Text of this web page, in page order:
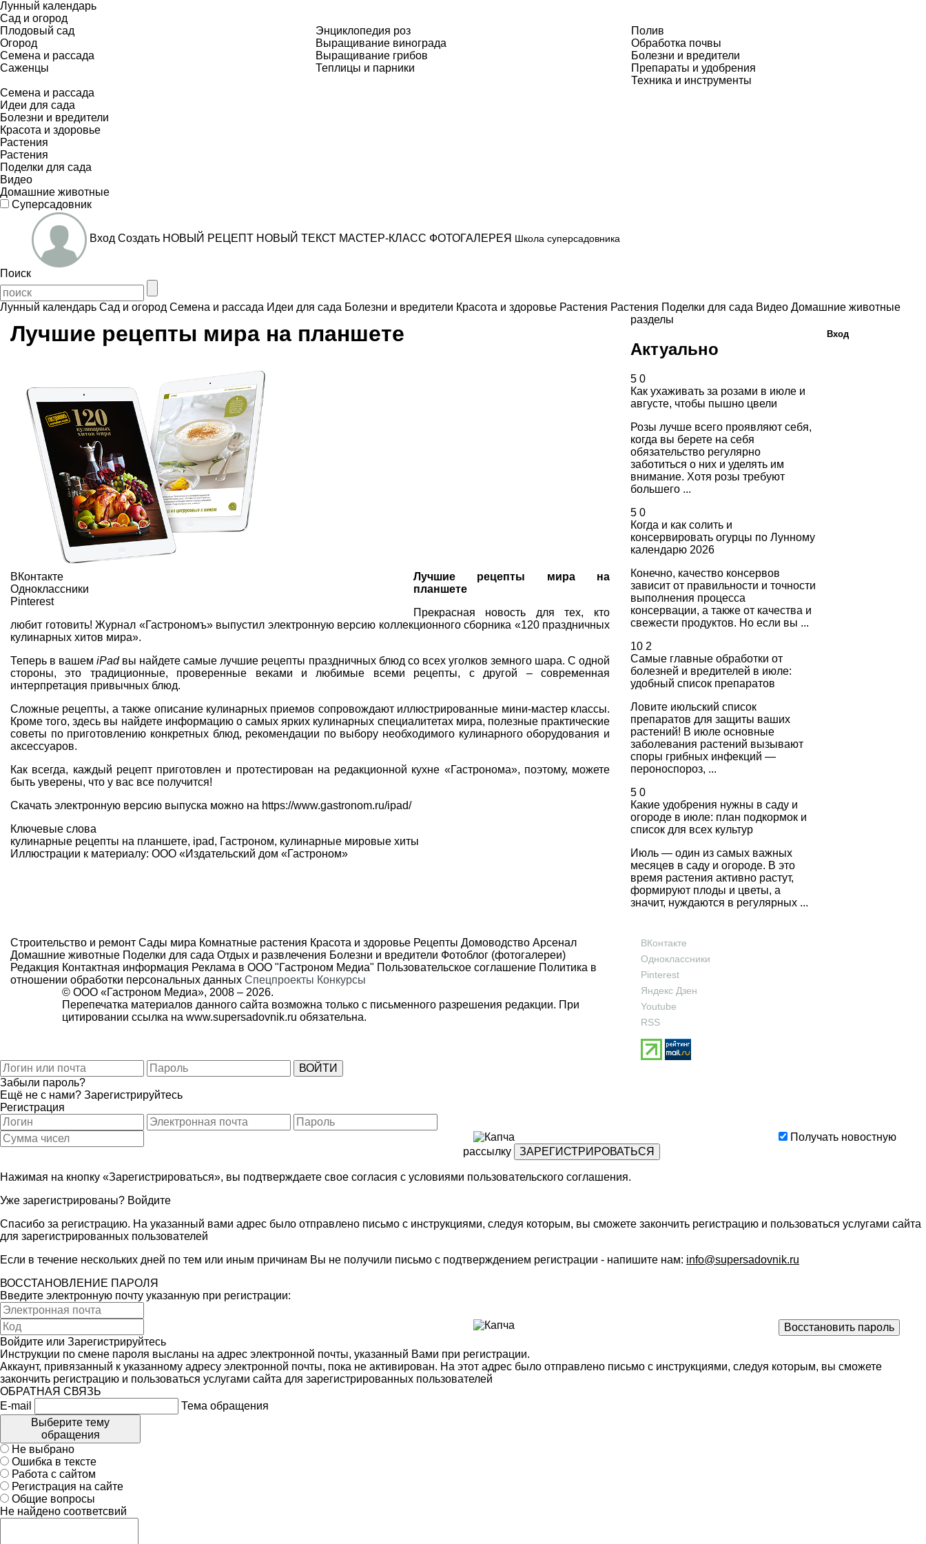
Лунный календарь
Сад и огород
Плодовый сад
Огород
Семена и рассада
Саженцы
Энциклопедия роз
Выращивание винограда
Выращивание грибов
Теплицы и парники
Полив
Обработка почвы
Болезни и вредители
Препараты и удобрения
Техника и инструменты
Семена и рассада
Идеи для сада
Болезни и вредители
Красота и здоровье
Растения
Растения
Поделки для сада
Видео
Домашние животные
Суперсадовник
Вход Создать НОВЫЙ РЕЦЕПТ НОВЫЙ ТЕКСТ МАСТЕР-КЛАСС ФОТОГАЛЕРЕЯ Школа суперсадовника
Поиск
Лунный календарь Сад и огород Семена и рассада Идеи для сада Болезни и вредители Красота и здоровье Растения Растения Поделки для сада Видео Домашние животные
Лучшие рецепты мира на планшете
ВКонтакте
Одноклассники
Pinterest
Лучшие рецепты мира на
планшете
Прекрасная новость для тех, кто
любит готовить! Журнал «Гастрономъ» выпустил электронную версию коллекционного сборника «120 праздничных
кулинарных хитов мира».
Теперь в вашем iPadвы найдете самые лучшие рецепты праздничных блюд со всех уголков земного шара. С одной
стороны, это традиционные, проверенные веками и любимые всеми рецепты, с другой – современная
интерпретация привычных блюд.
Сложные рецепты, а также описание кулинарных приемов сопровождают иллюстрированные мини-мастер классы.
Кроме того, здесь вы найдете информацию о самых ярких кулинарных специалитетах мира, полезные практические
советы по приготовлению конкретных блюд, рекомендации по выбору необходимого кулинарного оборудования и
аксессуаров.
Как всегда, каждый рецепт приготовлен и протестирован на редакционной кухне «Гастронома», поэтому, можете
быть уверены, что у вас все получится!
Скачать электронную версию выпуска можно на https://www.gastronom.ru/ipad/
Ключевые слова
кулинарные рецепты на планшете, ipad, Гастроном, кулинарные мировые хиты
Иллюстрации к материалу: ООО «Издательский дом «Гастроном»
разделы
Актуально
5 0
Как ухаживать за розами в июле и
августе, чтобы пышно цвели
Розы лучше всего проявляют себя,
когда вы берете на себя
обязательство регулярно
заботиться о них и уделять им
внимание. Хотя розы требуют
большего ...
5 0
Когда и как солить и
консервировать огурцы по Лунному
календарю 2026
Конечно, качество консервов
зависит от правильности и точности
выполнения процесса
консервации, а также от качества и
свежести продуктов. Но если вы ...
10 2
Самые главные обработки от
болезней и вредителей в июле:
удобный список препаратов
Ловите июльский список
препаратов для защиты ваших
растений! В июле основные
заболевания растений вызывают
споры грибных инфекций —
пероноспороз, ...
5 0
Какие удобрения нужны в саду и
огороде в июле: план подкормок и
список для всех культур
Июль — один из самых важных
месяцев в саду и огороде. В это
время растения активно растут,
формируют плоды и цветы, а
значит, нуждаются в регулярных ...
Строительство и ремонт Сады мира Комнатные растения Красота и здоровье Рецепты Домоводство Арсенал
Домашние животные Поделки для сада Отдых и развлечения Болезни и вредители Фотоблог (фотогалереи)
Редакция Контактная информация Реклама в ООО "Гастроном Медиа" Пользовательское соглашение Политика в
отношении обработки персональных данных Спецпроекты Конкурсы
© ООО «Гастроном Медиа», 2008 – 2026.
Перепечатка материалов данного сайта возможна только с письменного разрешения редакции. При
цитировании ссылка на www.supersadovnik.ru обязательна.
ВКонтакте
Одноклассники
Pinterest
Яндекс Дзен
Youtube
RSS
Вход
Забыли пароль?
Ещё не с нами? Зарегистрируйтесь
Регистрация
Получать новостную
рассылку
Нажимая на кнопку «Зарегистрироваться», вы подтверждаете свое согласия с условиями пользовательского соглашения.
Уже зарегистрированы? Войдите
Спасибо за регистрацию. На указанный вами адрес было отправлено письмо с инструкциями, следуя которым, вы сможете закончить регистрацию и пользоваться услугами сайта
для зарегистрированных пользователей
Если в течение нескольких дней по тем или иным причинам Вы не получили письмо с подтверждением регистрации - напишите нам: info@supersadovnik.ru
ВОССТАНОВЛЕНИЕ ПАРОЛЯ
Введите электронную почту указанную при регистрации:
Войдите или Зарегистрируйтесь
Инструкции по смене пароля высланы на адрес электронной почты, указанный Вами при регистрации.
Аккаунт, привязанный к указанному адресу электронной почты, пока не активирован. На этот адрес было отправлено письмо с инструкциями, следуя которым, вы сможете
закончить регистрацию и пользоваться услугами сайта для зарегистрированных пользователей
ОБРАТНАЯ СВЯЗЬ
E-mail
Тема обращения
Выберите тему
обращения
Не выбрано
Ошибка в тексте
Работа с сайтом
Регистрация на сайте
Общие вопросы
Не найдено соответсвий